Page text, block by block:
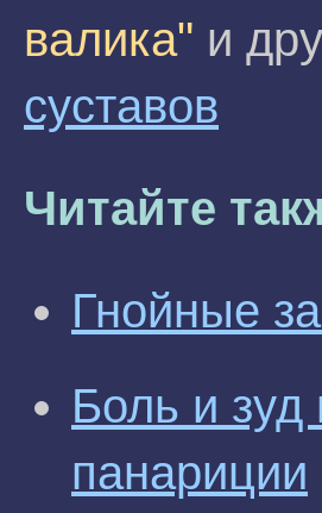
валика" и
суставов
Читайте
Гнойные
Боль и зуд
панариции